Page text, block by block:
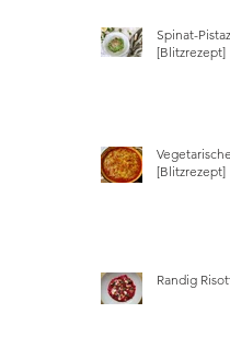
Spinat-
[Blitzrezept]
[Blitzrezept]
Randig